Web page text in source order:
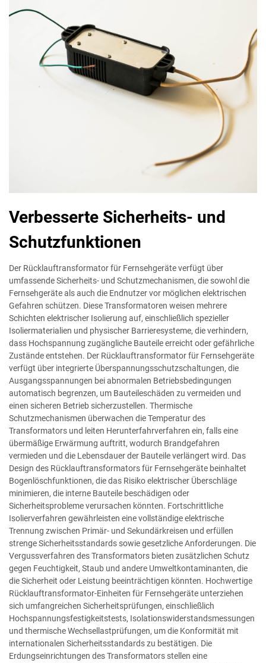
Verbesserte Sicherheits- und
Schutzfunktionen
Der Rücklauftransformator für Fernsehgeräte verfügt über
umfassende Sicherheits- und Schutzmechanismen, die sowohl die
Fernsehgeräte als auch die Endnutzer vor möglichen elektrischen
Gefahren schützen. Diese Transformatoren weisen mehrere
Schichten elektrischer Isolierung auf, einschließlich spezieller
Isoliermaterialien und physischer Barrieresysteme, die verhindern,
dass Hochspannung zugängliche Bauteile erreicht oder gefährliche
Zustände entstehen. Der Rücklauftransformator für Fernsehgeräte
verfügt über integrierte Überspannungsschutzschaltungen, die
Ausgangsspannungen bei abnormalen Betriebsbedingungen
automatisch begrenzen, um Bauteileschäden zu vermeiden und
einen sicheren Betrieb sicherzustellen. Thermische
Schutzmechanismen überwachen die Temperatur des
Transformators und leiten Herunterfahrverfahren ein, falls eine
übermäßige Erwärmung auftritt, wodurch Brandgefahren
vermieden und die Lebensdauer der Bauteile verlängert wird. Das
Design des Rücklauftransformators für Fernsehgeräte beinhaltet
Bogenlöschfunktionen, die das Risiko elektrischer Überschläge
minimieren, die interne Bauteile beschädigen oder
Sicherheitsprobleme verursachen könnten. Fortschrittliche
Isolierverfahren gewährleisten eine vollständige elektrische
Trennung zwischen Primär- und Sekundärkreisen und erfüllen
strenge Sicherheitsstandards sowie gesetzliche Anforderungen. Die
Vergussverfahren des Transformators bieten zusätzlichen Schutz
gegen Feuchtigkeit, Staub und andere Umweltkontaminanten, die
die Sicherheit oder Leistung beeinträchtigen könnten. Hochwertige
Rücklauftransformator-Einheiten für Fernsehgeräte unterziehen
sich umfangreichen Sicherheitsprüfungen, einschließlich
Hochspannungsfestigkeitstests, Isolationswiderstandsmessungen
und thermische Wechsellastprüfungen, um die Konformität mit
internationalen Sicherheitsstandards zu bestätigen. Die
Erdungseinrichtungen des Transformators stellen eine